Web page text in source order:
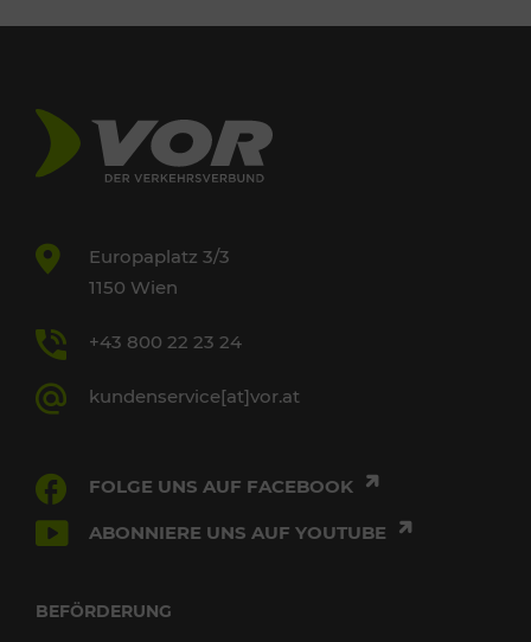
Europaplatz 3/3
1150 Wien
+43 800 22 23 24
kundenservice[at]vor.at
FOLGE UNS AUF FACEBOOK
ABONNIERE UNS AUF YOUTUBE
BEFÖRDERUNG